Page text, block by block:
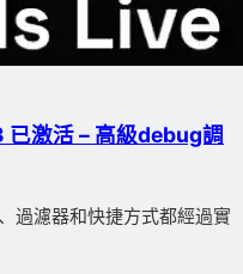
激活 – 高級debug調
過濾器和快捷方式都經過實